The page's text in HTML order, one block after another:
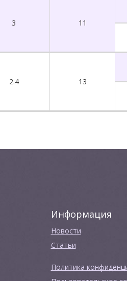
3 11
2.4 13
Информация
Новости
Cтатьи
Политика